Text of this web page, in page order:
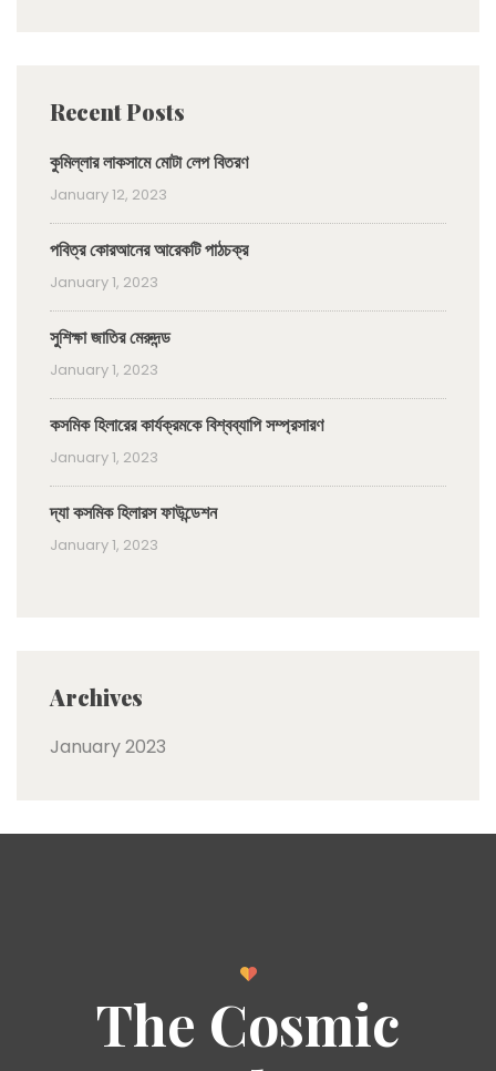
Recent Posts
কুমিল্লার লাকসামে মোটা লেপ বিতরণ
January 12, 2023
পবিত্র কোরআনের আরেকটি পাঠচক্র
January 1, 2023
সুশিক্ষা জাতির মেরুদন্ড
January 1, 2023
কসমিক হিলারের কার্যক্রমকে বিশ্বব্যাপি সম্প্রসারণ
January 1, 2023
দ্যা কসমিক হিলারস ফাউন্ডেশন
January 1, 2023
Archives
January 2023
The Cosmic